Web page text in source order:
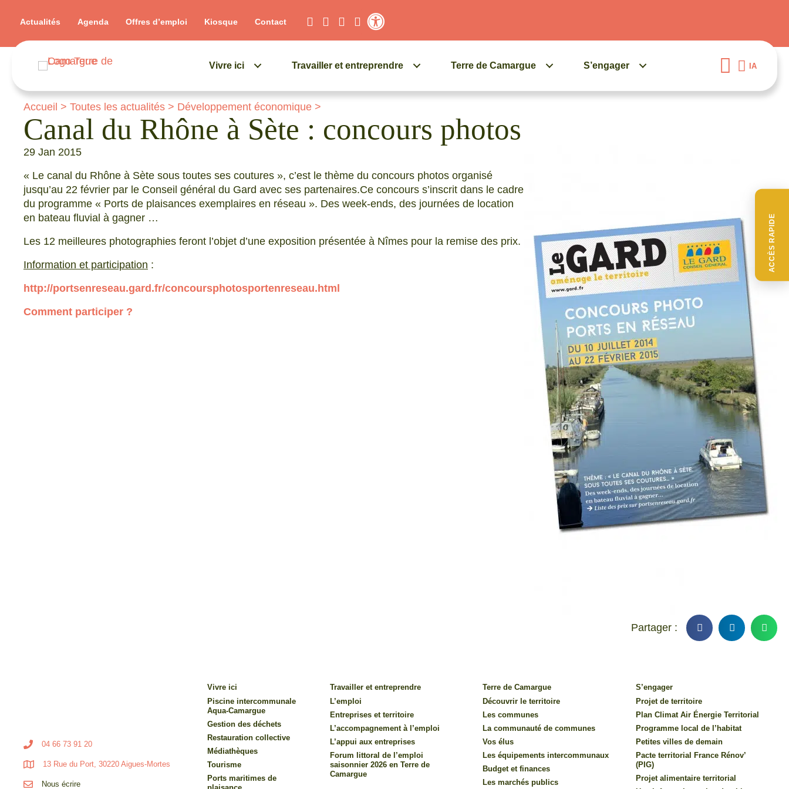
ACCÈS RAPIDE
Actualités Agenda Offres d’emploi Kiosque
Contact
Vivre ici Travailler et entreprendre Terre de Camargue S’engager IA
Accueil > Toutes les actualités > Développement économique >
Canal du Rhône à Sète : concours photos
29 Jan 2015
« Le canal du Rhône à Sète sous toutes ses coutures », c’est le thème du concours photos organisé
jusqu’au 22 février par le Conseil général du Gard avec ses partenaires.Ce concours s’inscrit dans le cadre
du programme « Ports de plaisances exemplaires en réseau ». Des week-ends, des journées de location
en bateau fluvial à gagner …
Les 12 meilleures photographies feront l’objet d’une exposition présentée à Nîmes pour la remise des prix.
Information et participation :
http://portsenreseau.gard.fr/concoursphotosportenreseau.html
Comment participer ?
04 66 73 91 20
13 Rue du Port, 30220 Aigues-Mortes
Nous écrire
Vivre ici
Piscine intercommunale
Aqua-Camargue
Gestion des déchets
Restauration collective
Médiathèques
Tourisme
Ports maritimes de
Travailler et entreprendre
L’emploi
Entreprises et territoire
L’accompagnement à l’emploi
L’appui aux entreprises
Forum littoral de l’emploi
saisonnier 2026 en Terre de
Camargue
Terre de Camargue
Découvrir le territoire
Les communes
La communauté de communes
Vos élus
Les équipements intercommunaux
Budget et finances
Les marchés publics
S’engager
Projet de territoire
Plan Climat Air Énergie Territorial
Programme local de l’habitat
Petites villes de demain
Pacte territorial France Rénov’
(PIG)
Projet alimentaire territorial